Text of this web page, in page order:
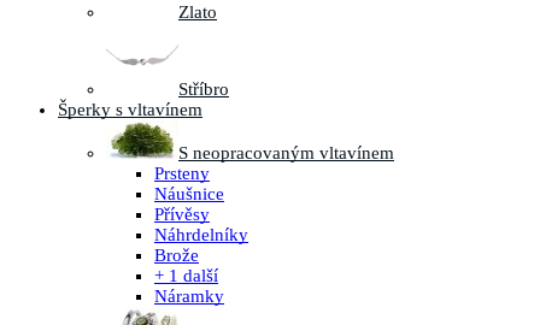
Zlato
Stříbro
Šperky s vltavínem
S neopracovaným vltavínem
Prsteny
Náušnice
Přívěsy
Náhrdelníky
Brože
+ 1 další
Náramky